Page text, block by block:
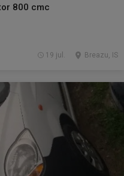
800 cmc
Breazu, IS
19 jul.